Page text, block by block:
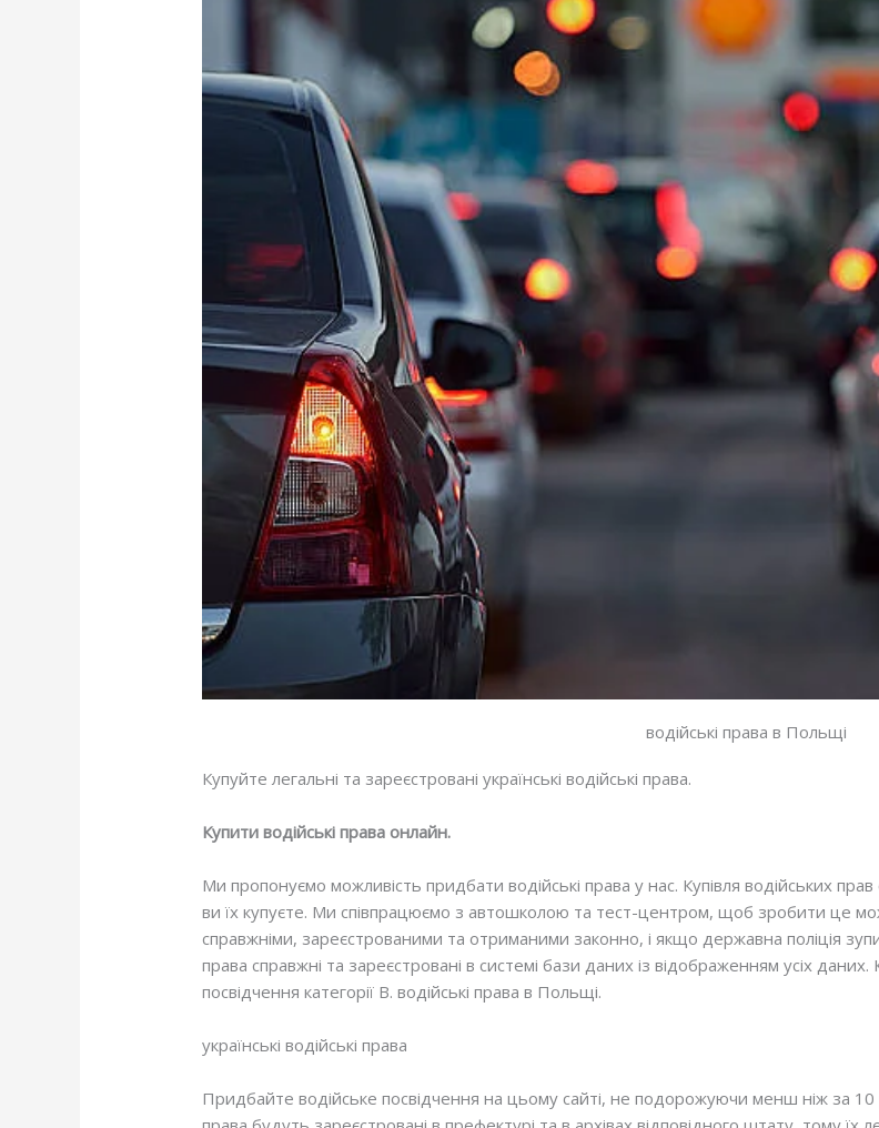
водійські права в Польщі
Купуйте легальні та зареєстровані українські водійські права.
Купити водійські права онлайн.
Ми пропонуємо можливість придбати водійські права у нас. Купівля водійських
ви їх купуєте. Ми співпрацюємо з автошколою та тест-центром, щоб зробити це
справжніми, зареєстрованими та отриманими законно, і якщо державна поліція
права справжні та зареєстровані в системі бази даних із відображенням усіх
посвідчення категорії B. водійські права в Польщі.
українські водійські права
Придбайте водійське посвідчення на цьому сайті, не подорожуючи менш ніж за 10